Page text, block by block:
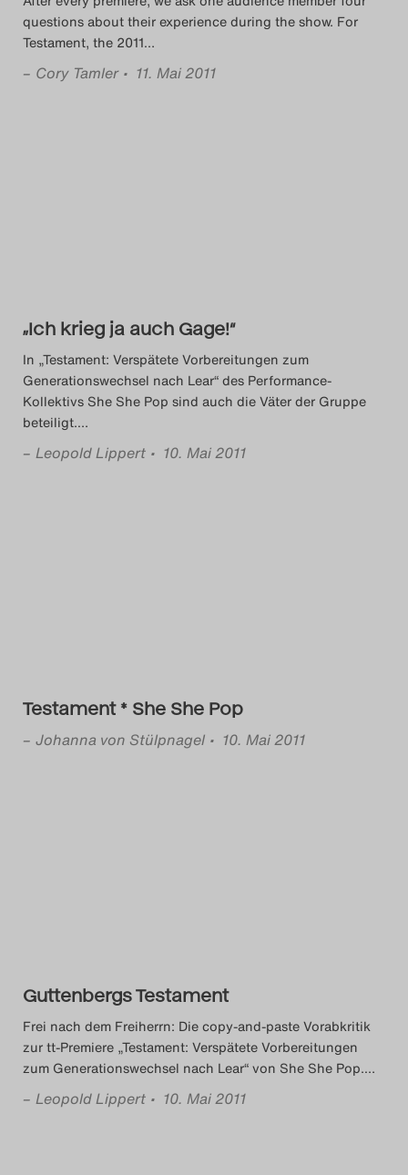
questions about their experience during the show. For
Testament, the 2011…
– Cory Tamler • 11. Mai 2011
„Ich krieg ja auch Gage!“
In „Testament: Verspätete Vorbereitungen zum
Generationswechsel nach Lear“ des Performance-
Kollektivs She She Pop sind auch die Väter der Gruppe
beteiligt.…
– Leopold Lippert • 10. Mai 2011
Testament * She She Pop
– Johanna von Stülpnagel • 10. Mai 2011
Guttenbergs Testament
Frei nach dem Freiherrn: Die copy-and-paste Vorabkritik
zur tt-Premiere „Testament: Verspätete Vorbereitungen
zum Generationswechsel nach Lear“ von She She Pop.…
– Leopold Lippert • 10. Mai 2011